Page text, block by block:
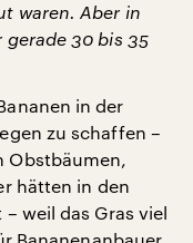
waren. Aber in
gerade 30 bis 35
in der
zu schaffen –
Obstbäumen,
hätten in den
weil das Gras viel